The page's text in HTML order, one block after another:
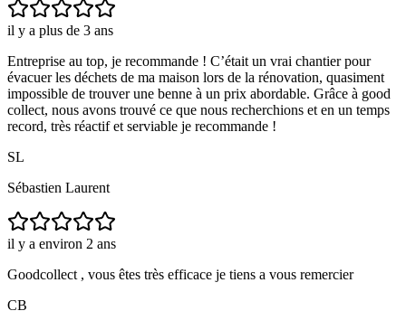
il y a plus de 3 ans
Entreprise au top, je recommande ! C’était un vrai chantier pour
évacuer les déchets de ma maison lors de la rénovation, quasiment
impossible de trouver une benne à un prix abordable. Grâce à good
collect, nous avons trouvé ce que nous recherchions et en un temps
record, très réactif et serviable je recommande !
SL
Sébastien Laurent
il y a environ 2 ans
Goodcollect , vous êtes très efficace je tiens a vous remercier
CB